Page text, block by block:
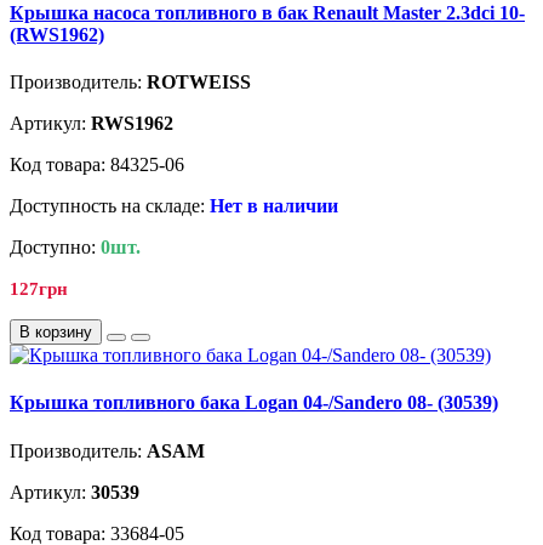
Крышка насоса топливного в бак Renault Master 2.3dci 10-
(RWS1962)
Производитель: ROTWEISS
Артикул: RWS1962
Код товара: 84325-06
Доступность на складе: Нет в наличии
Доступно: 0шт.
127грн
В корзину
Крышка топливного бака Logan 04-/Sandero 08- (30539)
Производитель: ASAM
Артикул: 30539
Код товара: 33684-05